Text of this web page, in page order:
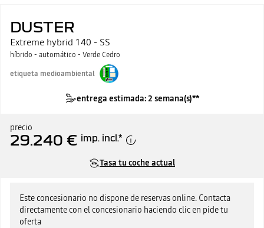
DUSTER
Extreme hybrid 140 - SS
híbrido - automático - Verde Cedro
etiqueta medioambiental
entrega estimada: 2 semana(s)**
precio
29.240 € imp. incl.*
Tasa tu coche actual
Este concesionario no dispone de reservas online. Contacta
directamente con el concesionario haciendo clic en pide tu
oferta